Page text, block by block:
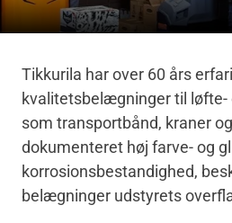
Tikkurila har over 60 års
kvalitetsbelægninger til
som transportbånd, kraner
dokumenteret høj farve- og
korrosionsbestandighed,
belægninger udstyrets